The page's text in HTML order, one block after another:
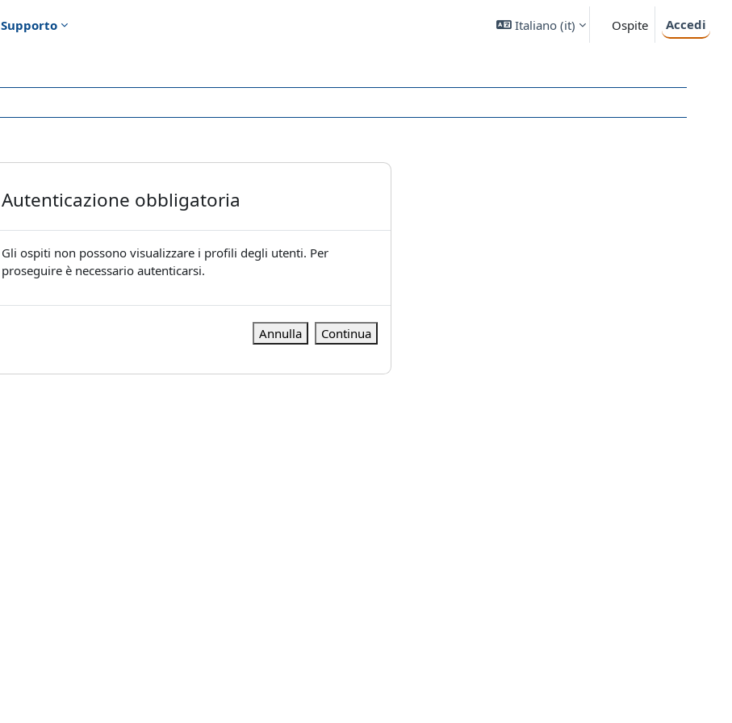
Supporto Italiano ‎(it)‎ Ospite Accedi
Autenticazione obbligatoria
Gli ospiti non possono visualizzare i profili degli utenti. Per
proseguire è necessario autenticarsi.
Annulla Continua